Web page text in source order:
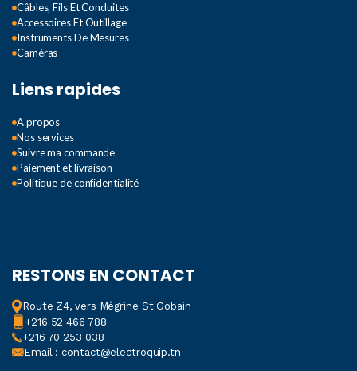
Câbles, Fils Et Conduites
Accessoires Et Outillage
Instruments De Mesures
Caméras
Liens rapides
A propos
Nos services
Suivre ma commande
Paiement et livraison
Politique de confidentialité
RESTONS EN CONTACT
Route Z4, vers Mégrine St Gobain
+216 52 466 788
+216 70 253 038
Email : contact@electroquip.tn